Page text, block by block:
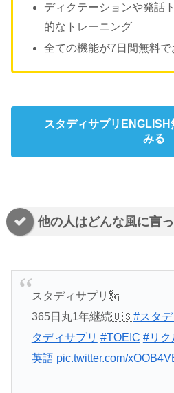
ディクテーションや発話
的なトレーニング
全ての機能が7日間無料
スタディサプリ
みる
他の人はどんな風に言
スタディサプリ🗽
365日丸1年継続🇺🇸#スタ
タディサプリ #TOEIC #リク
英語 pic.twitter.com/